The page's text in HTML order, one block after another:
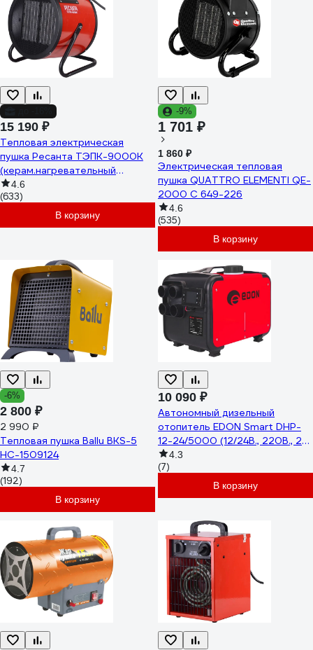
15 190 ₽
Тепловая электрическая
пушка Ресанта ТЭПК-9000K
(керам.нагревательный
элемент, круглая) 67/1/33
4.6
(633)
В корзину
-9%
1 701 ₽
1 860 ₽
Электрическая тепловая
пушка QUATTRO ELEMENTI QE-
2000 C 649-226
4.6
(535)
В корзину
-6%
2 800 ₽
2 990 ₽
Тепловая пушка Ballu BKS-5
НС-1509124
4.7
(192)
В корзину
10 090 ₽
Автономный дизельный
отопитель EDON Smart DHP-
12-24/5000 (12/24В., 220В., 2-
8кВт., 5л., дисплей) 29752
4.3
(7)
В корзину